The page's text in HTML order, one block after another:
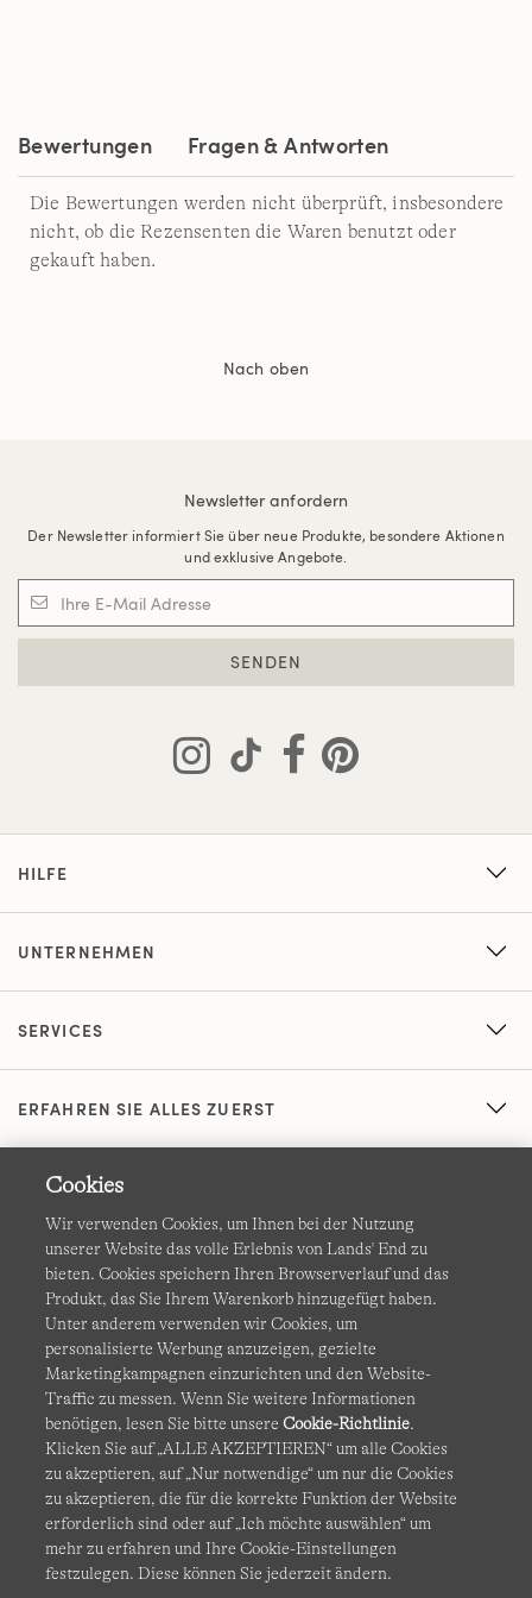
Bewertungen Fragen & Antworten
Die Bewertungen werden nicht überprüft, insbesondere
nicht, ob die Rezensenten die Waren benutzt oder
gekauft haben.
Nach oben
Newsletter anfordern
Der Newsletter informiert Sie über neue Produkte, besondere Aktionen
und exklusive Angebote.
SENDEN
HILFE
UNTERNEHMEN
SERVICES
ERFAHREN SIE ALLES ZUERST
AGB Datenschutz & Sicherheit
Cookies Ich möchte auswählen Barrierefreiheit
Site Map Internationale Websites
Diese Website ist durch reCAPTCHA geschützt. Es gelten die
Datenschutzerklärung undNutzungsbedingungenvon
Google.
Cookies
Wir verwenden Cookies, um Ihnen bei der Nutzung
unserer Website das volle Erlebnis von Lands' End zu
bieten. Cookies speichern Ihren Browserverlauf und das
Produkt, das Sie Ihrem Warenkorb hinzugefügt haben.
Unter anderem verwenden wir Cookies, um
personalisierte Werbung anzuzeigen, gezielte
Marketingkampagnen einzurichten und den Website-
Traffic zu messen. Wenn Sie weitere Informationen
benötigen, lesen Sie bitte unsereCookie-Richtlinie.
Klicken Sie auf „ALLE AKZEPTIEREN“ um alle Cookies
zu akzeptieren, auf „Nur notwendige“ um nur die Cookies
zu akzeptieren, die für die korrekte Funktion der Website
erforderlich sind oder auf „Ich möchte auswählen“ um
mehr zu erfahren und Ihre Cookie-Einstellungen
festzulegen. Diese können Sie jederzeit ändern.